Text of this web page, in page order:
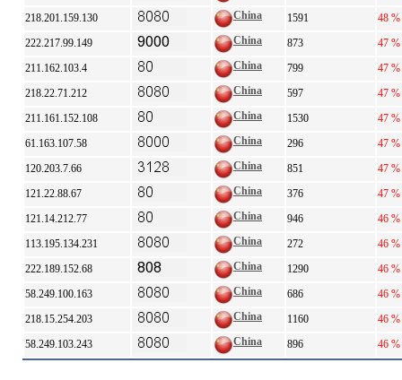
218.201.159.130
China 1591
48 %
222.217.99.149
China 873
47 %
211.162.103.4
China 799
47 %
218.22.71.212
China 597
47 %
211.161.152.108
China 1530
47 %
61.163.107.58
China 296
47 %
120.203.7.66
China 851
47 %
121.22.88.67
China 376
47 %
121.14.212.77
China 946
46 %
113.195.134.231
China 272
46 %
222.189.152.68
China 1290
46 %
58.249.100.163
China 686
46 %
218.15.254.203
China 1160
46 %
58.249.103.243
China 896 46 %